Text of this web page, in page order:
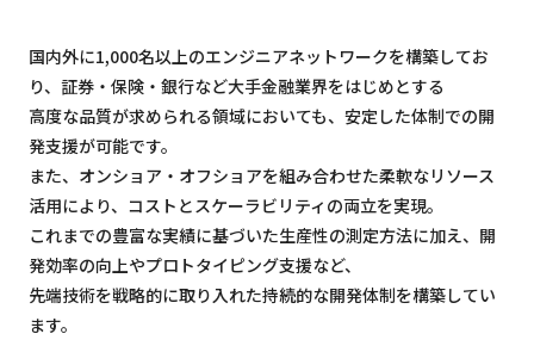
国内外に1,000名以上のエンジニアネットワークを構築してお
り、証券・保険・銀行など大手金融業界をはじめとする
高度な品質が求められる領域においても、安定した体制での開
発支援が可能です。
また、オンショア・オフショアを組み合わせた柔軟なリソース
活用により、コストとスケーラビリティの両立を実現。
これまでの豊富な実績に基づいた生産性の測定方法に加え、開
発効率の向上やプロトタイピング支援など、
先端技術を戦略的に取り入れた持続的な開発体制を構築してい
ます。